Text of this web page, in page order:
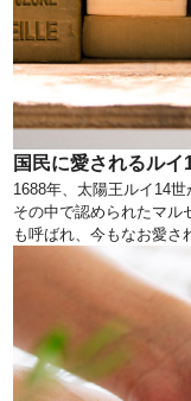
国民に愛されるル
1688年、太陽王ルイ14
その中で認められたマル
も呼ばれ、今もなお愛さ